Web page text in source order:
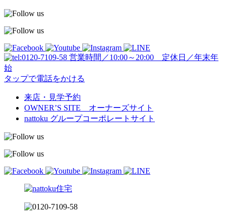
営業時間／10:00～20:00 定休日／年末年
始
タップで電話をかける
来店・見学予約
OWNER’S SITE オーナーズサイト
nattoku グループコーポレートサイト